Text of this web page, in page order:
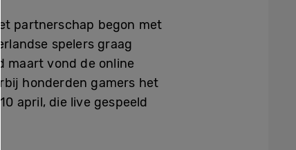
partnerschap begon met
spelers graag
maart vond de online
honderden gamers het
april, die live gespeeld